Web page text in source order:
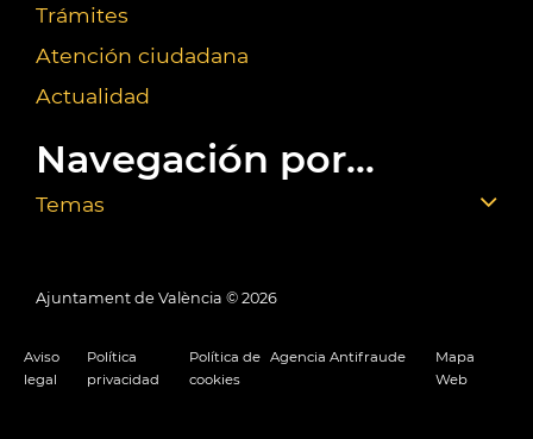
Trámites
Atención ciudadana
Actualidad
Navegación por...
Temas
Ajuntament de València © 2026
Aviso
legal
Política
privacidad
Política de
cookies
Agencia Antifraude
Mapa
Web